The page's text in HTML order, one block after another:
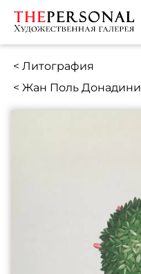
< Литография
< Жан Поль Донадини